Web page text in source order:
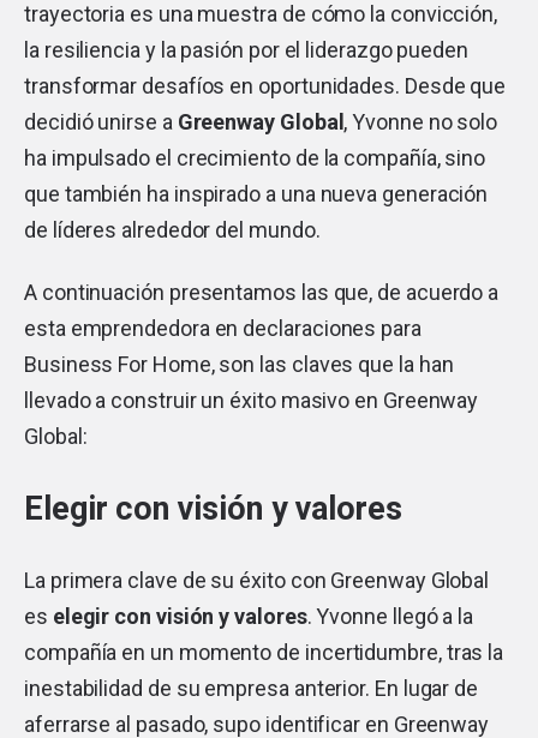
trayectoria es una muestra de cómo la convicción,
la resiliencia y la pasión por el liderazgo pueden
transformar desafíos en oportunidades. Desde que
decidió unirse a Greenway Global, Yvonne no solo
ha impulsado el crecimiento de la compañía, sino
que también ha inspirado a una nueva generación
de líderes alrededor del mundo.
A continuación presentamos las que, de acuerdo a
esta emprendedora en declaraciones para
Business For Home, son las claves que la han
llevado a construir un éxito masivo en Greenway
Global:
Elegir con visión y valores
La primera clave de su éxito con Greenway Global
es elegir con visión y valores. Yvonne llegó a la
compañía en un momento de incertidumbre, tras la
inestabilidad de su empresa anterior. En lugar de
aferrarse al pasado, supo identificar en Greenway